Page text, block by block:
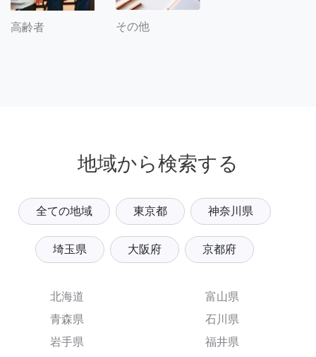
高齢者 その他
地域から検索する
全ての地域 東京都 神奈川県
埼玉県 大阪府 京都府
北海道
青森県
岩手県
富山県
石川県
福井県